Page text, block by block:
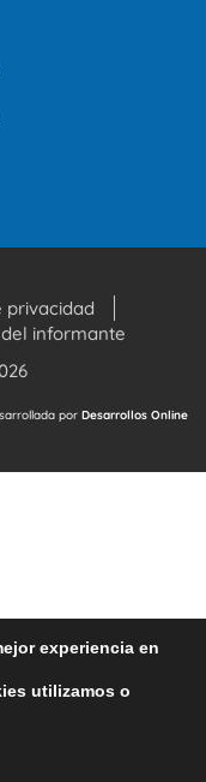
privacidad
informante
por Desarrollos Online
experiencia en
utilizamos o